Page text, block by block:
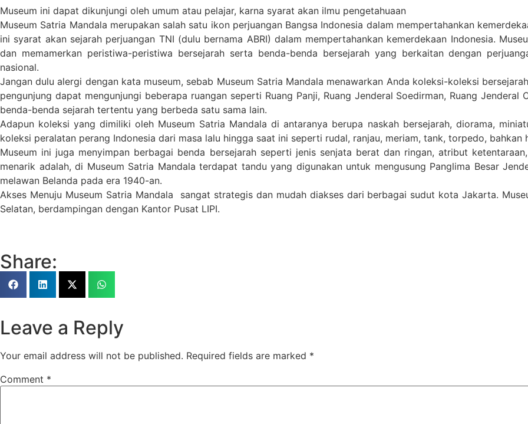
Museum ini dapat dikunjungi oleh umum atau pelajar, karna syarat akan ilmu pengetahuaan
Museum Satria Mandala merupakan salah satu ikon perjuangan Bangsa Indonesia dalam mempertahankan
ini syarat akan sejarah perjuangan TNI (dulu bernama ABRI) dalam mempertahankan kemerdekaan Indonesia.
dan memamerkan peristiwa-peristiwa bersejarah serta benda-benda bersejarah yang berkaitan dengan
nasional.
Jangan dulu alergi dengan kata museum, sebab Museum Satria Mandala menawarkan Anda koleksi-koleksi
pengunjung dapat mengunjungi beberapa ruangan seperti Ruang Panji, Ruang Jenderal Soedirman, Ruang
benda-benda sejarah tertentu yang berbeda satu sama lain.
Adapun koleksi yang dimiliki oleh Museum Satria Mandala di antaranya berupa naskah bersejarah, diorama,
koleksi peralatan perang Indonesia dari masa lalu hingga saat ini seperti rudal, ranjau, meriam, tank, torpedo,
Museum ini juga menyimpan berbagai benda bersejarah seperti jenis senjata berat dan ringan, atribut
menarik adalah, di Museum Satria Mandala terdapat tandu yang digunakan untuk mengusung Panglima Besar
melawan Belanda pada era 1940-an.
Akses Menuju Museum Satria Mandala sangat strategis dan mudah diakses dari berbagai sudut kota Jakarta.
Selatan, berdampingan dengan Kantor Pusat LIPI.
Share:
Leave a Reply
Your email address will not be published. Required fields are marked *
Comment *